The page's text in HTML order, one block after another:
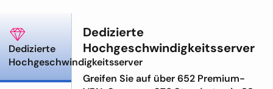
Dedizierte
Hochgeschwindigkeitsserver
Dedizierte
Hochgeschwindigkeitsserver
Greifen Sie auf über 652 Premium-